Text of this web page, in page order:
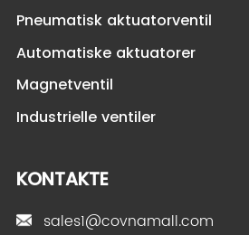
Pneumatisk aktuatorventil
Automatiske aktuatorer
Magnetventil
Industrielle ventiler
KONTAKTE
sales1@covnamall.com